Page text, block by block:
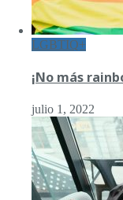
LGBTIQ+
¡No más
julio 1, 2022